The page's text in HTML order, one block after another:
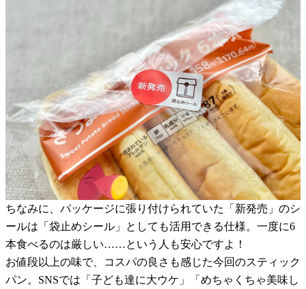
ちなみに、パッケージに張り付けられていた「新発売」のシ
ールは「袋止めシール」としても活用できる仕様。一度に6
本食べるのは厳しい……という人も安心ですよ！
お値段以上の味で、コスパの良さも感じた今回のスティック
パン。SNSでは「子ども達に大ウケ」「めちゃくちゃ美味し